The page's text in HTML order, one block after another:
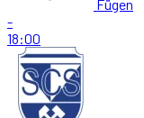
Fügen
-
18:00